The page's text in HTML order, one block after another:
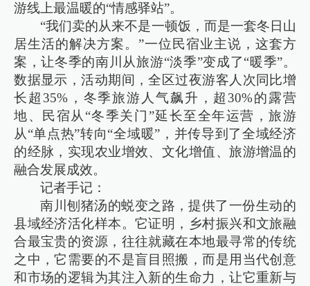
游线上最温暖的“情感驿站”。
“我们卖的从来不是一顿饭，而是一套冬日山
居生活的解决方案。”一位民宿业主说，这套方
案，让冬季的南川从旅游“淡季”变成了“暖季”。
数据显示，活动期间，全区过夜游客人次同比增
长超35%，冬季旅游人气飙升，超30%的露营
地、民宿从“冬季关门”延长至全年运营，旅游
从“单点热”转向“全域暖”，并传导到了全域经济
的经脉，实现农业增效、文化增值、旅游增温的
融合发展成效。
记者手记：
南川刨猪汤的蜕变之路，提供了一份生动的
县域经济活化样本。它证明，乡村振兴和文旅融
合最宝贵的资源，往往就藏在本地最寻常的传统
之中，它需要的不是盲目照搬，而是用当代创意
和市场的逻辑为其注入新的生命力，让它重新与